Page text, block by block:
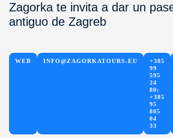
Zagorka te invita a dar un
antiguo de Zagreb
WEB INFO@ZAGORKATOURS.EU
+385
99
595
24
80;
+385
95
805
04
33